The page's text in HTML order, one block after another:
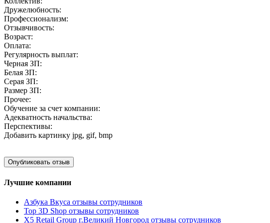
Дружелюбность:
Профессионализм:
Отзывчивость:
Возраст:
Оплата:
Регулярность выплат:
Черная ЗП:
Белая ЗП:
Серая ЗП:
Размер ЗП:
Прочее:
Обучение за счет компании:
Адекватность начальства:
Перспективы:
Добавить картинку jpg, gif, bmp
Лучшие компании
Азбука Вкуса отзывы сотрудников
Top 3D Shop отзывы сотрудников
X5 Retail Group г.Великий Новгород отзывы сотрудников